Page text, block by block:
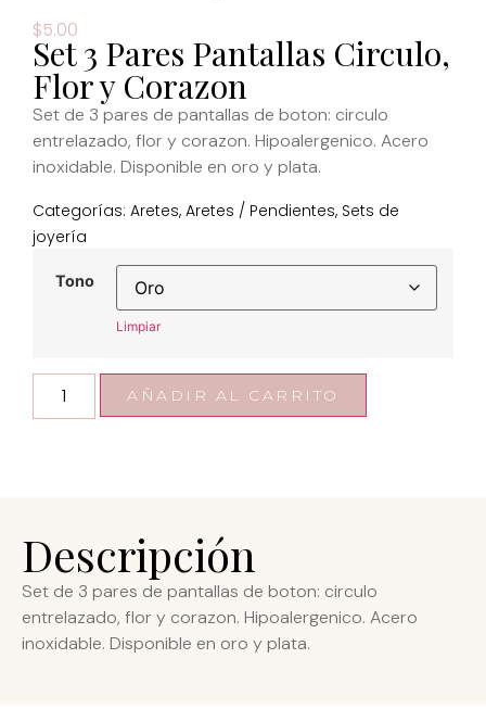
$5.00
Set 3 Pares Pantallas Circulo,
Flor y Corazon
Set de 3 pares de pantallas de boton: circulo
entrelazado, flor y corazon. Hipoalergenico. Acero
inoxidable. Disponible en oro y plata.
Categorías: Aretes, Aretes / Pendientes, Sets de
joyería
Tono
Limpiar
AÑADIR AL CARRITO
Descripción
Set de 3 pares de pantallas de boton: circulo
entrelazado, flor y corazon. Hipoalergenico. Acero
inoxidable. Disponible en oro y plata.